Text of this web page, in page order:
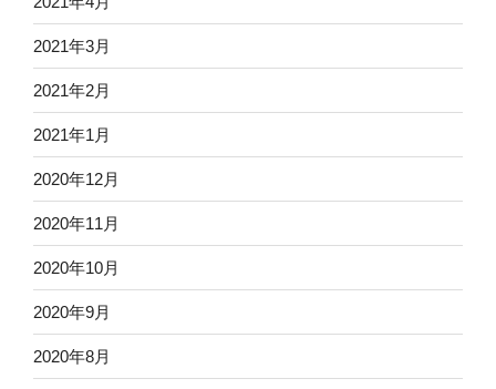
2021年3月
2021年2月
2021年1月
2020年12月
2020年11月
2020年10月
2020年9月
2020年8月